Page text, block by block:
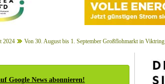
2024 Von 30. August bis 1. September Großflohmarkt in Viktring
Google News abonnieren!